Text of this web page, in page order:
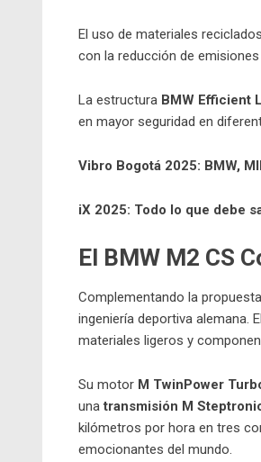
El uso de materiales
con la reducción de
La estructura BMW Efficient
en mayor seguridad en
Vibro Bogotá 2025: BMW,
iX 2025: Todo lo que debe
El BMW M2 CS
Complementando la
ingeniería deportiva alemana.
materiales ligeros y
Su motor M TwinPower
unatransmisión M
kilómetros por hora en tres
emocionantes del mundo.